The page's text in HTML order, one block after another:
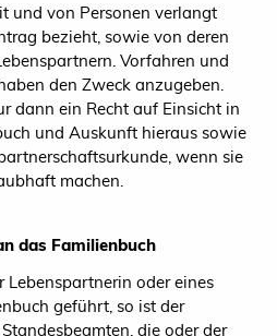
und von Personen verlangt
bezieht, sowie von deren
Vorfahren und
den Zweck anzugeben.
dann ein Recht auf Einsicht in
und Auskunft hieraus sowie
wenn sie
machen.
das Familienbuch
oder eines
geführt, so ist der
die oder der